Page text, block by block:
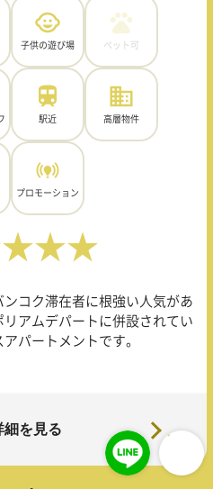
子供の遊び場 ペット可
駅近 高層物件
プロモーション
ンコク滞在者に根強い人気があ
リアムデパートに併設されてい
アパートメントです。
細を見る